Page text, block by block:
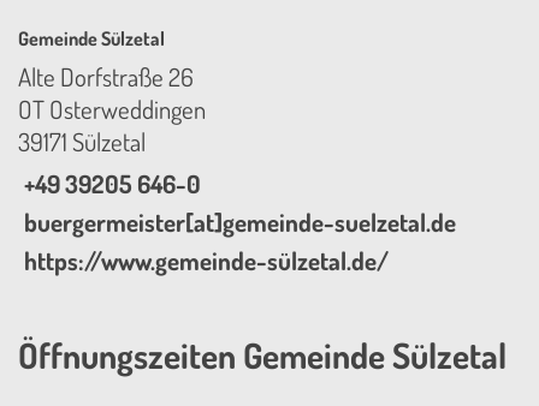
Gemeinde Sülzetal
Alte Dorfstraße 26
OT Osterweddingen
39171 Sülzetal
+49 39205 646-0
buergermeister[at]gemeinde-suelzetal.de
https://www.gemeinde-sülzetal.de/
Öffnungszeiten Gemeinde Sülzetal